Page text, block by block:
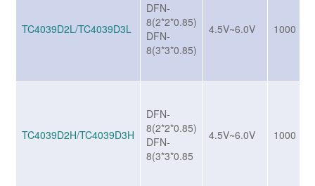
TC4039D2L/TC4039D3L
DFN-
8(2*2*0.85)
DFN-
8(3*3*0.85)
4.5V~6.0V 1000
TC4039D2H/TC4039D3H
DFN-
8(2*2*0.85)
DFN-
8(3*3*0.85
4.5V~6.0V 1000